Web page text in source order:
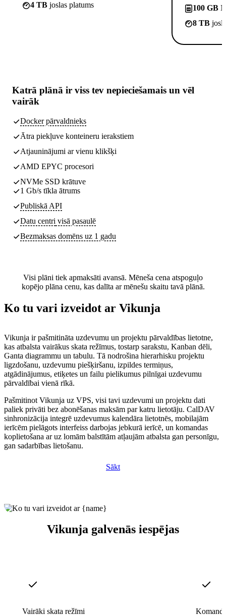
4 TB joslas platums
100 GB
8 TB
Katrā plānā ir viss tev nepieciešamais un vēl
vairāk
Docker pārvaldnieks
Ātra piekļuve konteineru ierakstiem
Atjauninājumi ar vienu klikšķi
AMD EPYC procesori
NVMe SSD krātuve
1 Gb/s tīkla ātrums
Publiskā API
Datu centri visā pasaulē
Bezmaksas domēns uz 1 gadu
Visi plāni tiek apmaksāti avansā. Mēneša cena atspoguļo
kopējo plāna cenu, kas dalīta ar mēnešu skaitu tavā plānā.
Ko tu vari izveidot ar Vikunja
Vikunja ir pašmitināta uzdevumu un projektu pārvaldības lietotne,
kas atbalsta vairākus skata režīmus, tostarp sarakstu, Kanban dēli,
Ganta diagrammu un tabulu. Tā nodrošina hierarhisku projektu
ligzdošanu, uzdevumu piešķiršanu, izpildes termiņus,
atgādinājumus, etiķetes un failu pielikumus pilnīgai uzdevumu
pārvaldībai vienā rīkā.
Pašmitinot Vikunja uz VPS, visi tavi uzdevumi un projektu dati
paliek privāti bez abonēšanas maksām par katru lietotāju. CalDAV
sinhronizācija integrē uzdevumus kalendāra lietotnēs, mobilajām
ierīcēm pielāgots interfeiss darbojas jebkurā ierīcē, un komandas
koplietošana ar uz lomām balstītām atļaujām atbalsta gan personīgu,
gan sadarbības lietošanu.
Sākt
Vikunja galvenās iespējas
Vairāki skata režīmi